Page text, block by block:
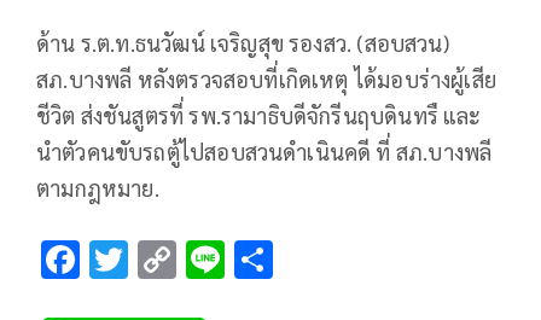
ด้าน ร.ต.ท.ธนวัฒน์ เจริญสุข รองสว. (สอบสวน)
สภ.บางพลี หลังตรวจสอบที่เกิดเหตุ ได้มอบร่างผู้เสีย
ชีวิต ส่งชันสูตรที่ รพ.รามาธิบดีจักรีนฤบดินทรื และ
นำตัวคนขับรถตู้ไปสอบสวนดำเนินคดี ที่ สภ.บางพลี
ตามกฎหมาย.
F T C Li